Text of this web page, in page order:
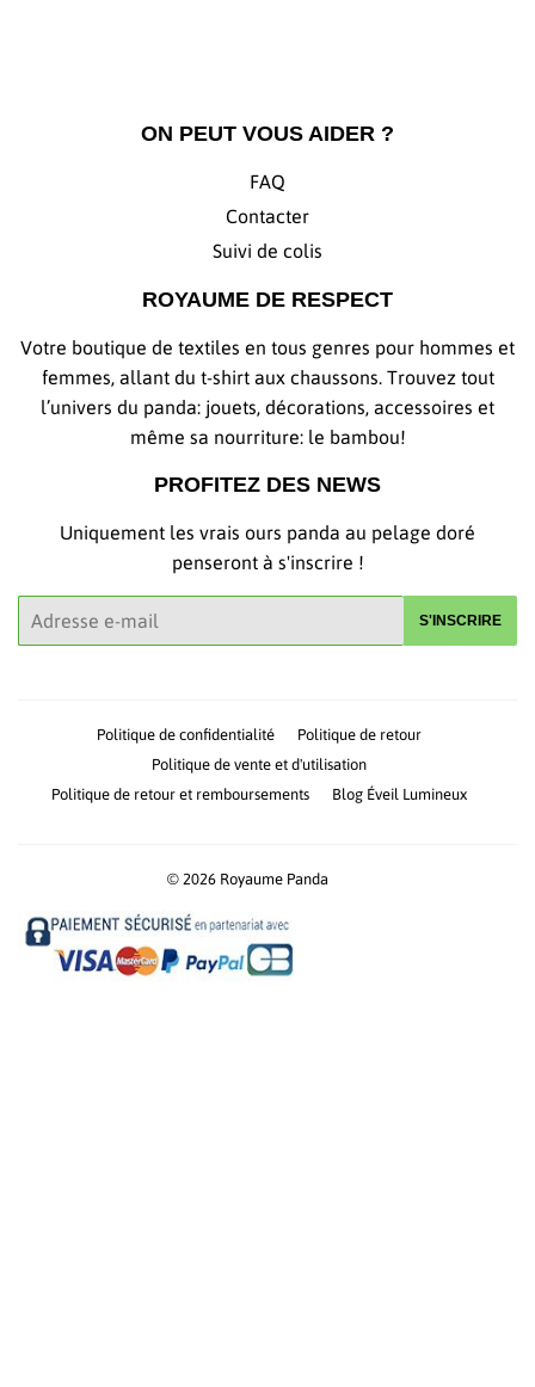
ON PEUT VOUS AIDER ?
FAQ
Contacter
Suivi de colis
ROYAUME DE RESPECT
Votre boutique de textiles en tous genres pour hommes et
femmes, allant du t-shirt aux chaussons. Trouvez tout
l’univers du panda: jouets, décorations, accessoires et
même sa nourriture: le bambou!
PROFITEZ DES NEWS
Uniquement les vrais ours panda au pelage doré
penseront à s'inscrire !
S'INSCRIRE
Politique de confidentialité
Politique de retour
Politique de vente et d'utilisation
Politique de retour et remboursements
Blog Éveil Lumineux
© 2026 Royaume Panda